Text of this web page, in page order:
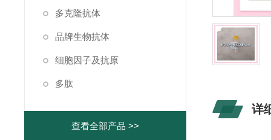
多克隆抗体
品牌生物抗体
细胞因子及抗原
多肽
查看全部产品 >>
详